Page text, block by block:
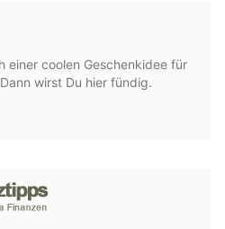
einer coolen Geschenkidee für
wirst Du hier fündig.